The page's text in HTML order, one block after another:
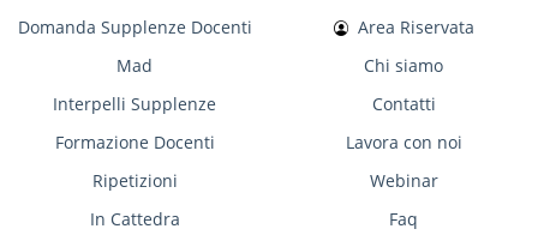
Domanda Supplenze Docenti
Mad
Interpelli Supplenze
Formazione Docenti
Ripetizioni
In Cattedra
Area Riservata
Chi siamo
Contatti
Lavora con noi
Webinar
Faq